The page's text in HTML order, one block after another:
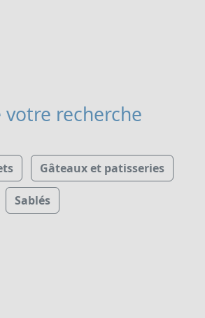
recherche
Gâteaux et patisseries
Sablés